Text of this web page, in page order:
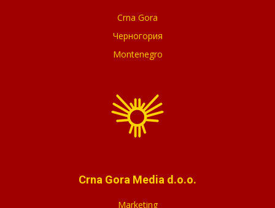
Crna Gora
Черногория
Montenegro
Crna Gora Media d.o.o.
Marketing